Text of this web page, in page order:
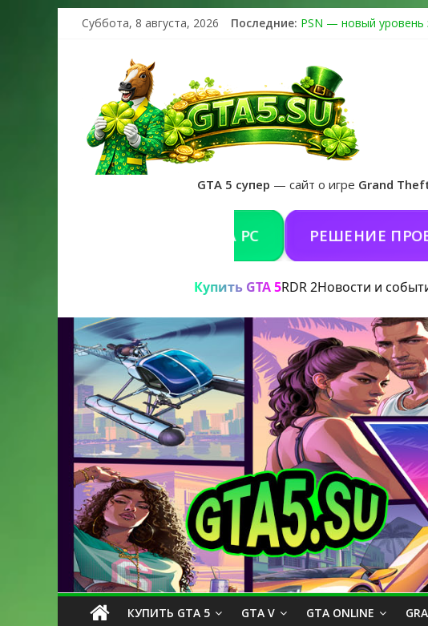
Суббота, 8 августа, 2026 Последние: PSN — новый уровень
Получайте особые
GTA 6 официальная
GTA 5 супер — сайт о игре Grand
РЕШЕНИЕ ПРОБЛЕМ
Купить GTA 5RDR 2Новости и
КУПИТЬ GTA 5 GTA V GTA ONLINE